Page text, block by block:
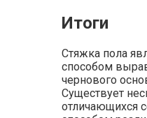
Итоги
Стяжка пола
способом
чернового
Существует
отличающихся